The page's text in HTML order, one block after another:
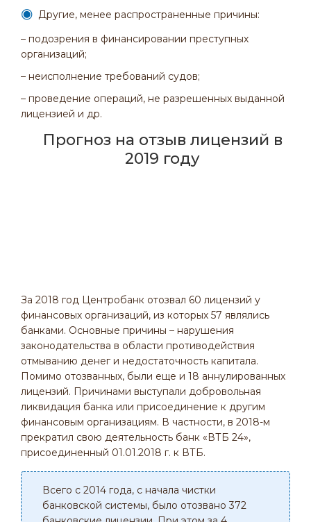
Другие, менее распространенные причины:
– подозрения в финансировании преступных
организаций;
– неисполнение требований судов;
– проведение операций, не разрешенных выданной
лицензией и др.
Прогноз на отзыв лицензий в
2019 году
За 2018 год Центробанк отозвал 60 лицензий у
финансовых организаций, из которых 57 являлись
банками. Основные причины – нарушения
законодательства в области противодействия
отмыванию денег и недостаточность капитала.
Помимо отозванных, были еще и 18 аннулированных
лицензий. Причинами выступали добровольная
ликвидация банка или присоединение к другим
финансовым организациям. В частности, в 2018-м
прекратил свою деятельность банк «ВТБ 24»,
присоединенный 01.01.2018 г. к ВТБ.
Всего с 2014 года, с начала чистки
банковской системы, было отозвано 372